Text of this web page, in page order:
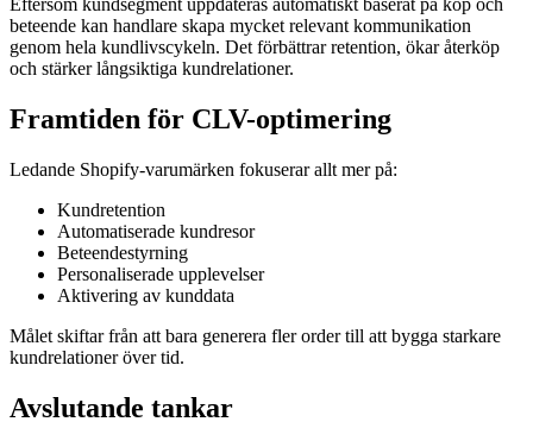
Eftersom kundsegment uppdateras automatiskt baserat på köp och
beteende kan handlare skapa mycket relevant kommunikation
genom hela kundlivscykeln. Det förbättrar retention, ökar återköp
och stärker långsiktiga kundrelationer.
Framtiden för CLV-optimering
Ledande Shopify-varumärken fokuserar allt mer på:
Kundretention
Automatiserade kundresor
Beteendestyrning
Personaliserade upplevelser
Aktivering av kunddata
Målet skiftar från att bara generera fler order till att bygga starkare
kundrelationer över tid.
Avslutande tankar